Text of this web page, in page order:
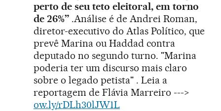
perto de seu teto eleitoral, em torno
de 26%” .Análise é de Andrei Roman,
diretor-executivo do Atlas Político, que
prevê Marina ou Haddad contra
deputado no segundo turno. "Marina
poderia ter um discurso mais claro
sobre o legado petista" . Leia a
reportagem de Flávia Marreiro --->
ow.ly/rDLh30lJW1L